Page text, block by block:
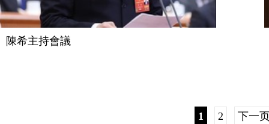
陳希主持會議
1 2 下一